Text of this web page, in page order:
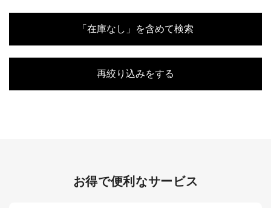
「在庫なし」を含めて検索
再絞り込みをする
お得で便利なサービス